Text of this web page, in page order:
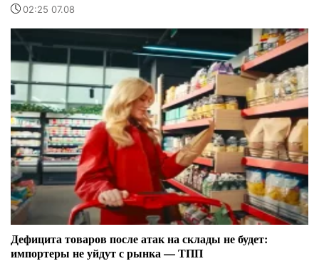
02:25 07.08
Дефицита товаров после атак на склады не будет:
импортеры не уйдут с рынка — ТПП